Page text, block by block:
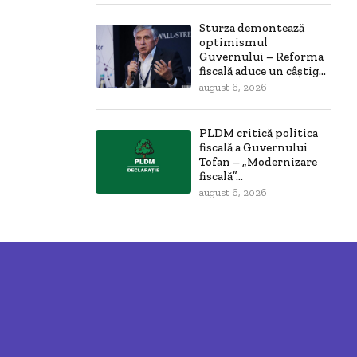
Sturza demontează
optimismul
Guvernului – Reforma
fiscală aduce un câștig...
august 6, 2026
PLDM critică politica
fiscală a Guvernului
Tofan – „Modernizare
fiscală”...
august 6, 2026